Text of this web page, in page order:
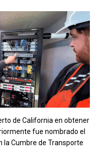
de California en obtener
fue nombrado el
la Cumbre de Transporte